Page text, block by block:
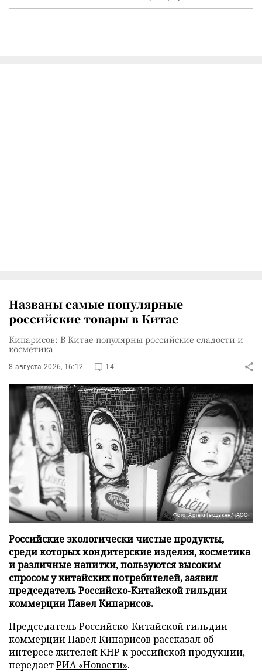
Названы самые популярные
российские товары в Китае
Кипарисов: В Китае популярны российские сладости и
косметика
8 августа 2026, 16:12 14
Фото: Артем Геодакян/ТАСС
Российские экологически чистые продукты,
среди которых кондитерские изделия, косметика
и различные напитки, пользуются высоким
спросом у китайских потребителей, заявил
председатель Российско-Китайской гильдии
коммерции Павел Кипарисов.
Председатель Российско-Китайской гильдии
коммерции Павел Кипарисов рассказал об
интересе жителей КНР к российской продукции,
передаетРИА «Новости».